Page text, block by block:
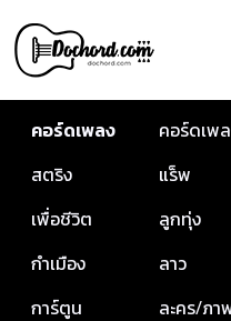
คอร์ดเพลง คอร์ดเพ
สตริง
แร็พ
เพื่อชีวิต
ลูกทุ่ง
กำเมือง
ลาว
การ์ตูน
ละคร/ภ